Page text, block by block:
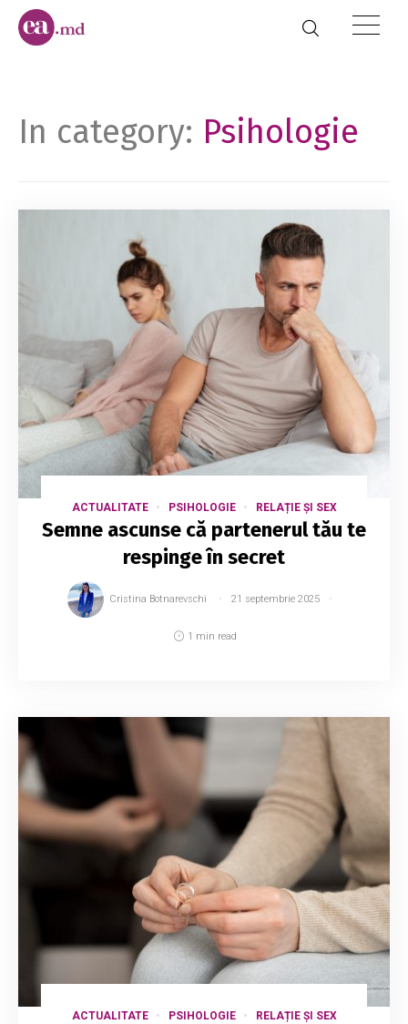
In category: Psihologie
ACTUALITATE PSIHOLOGIE RELAȚIE ȘI SEX
Semne ascunse că partenerul tău te
respinge în secret
Cristina Botnarevschi 21 septembrie 2025
1 min read
ACTUALITATE PSIHOLOGIE RELAȚIE ȘI SEX